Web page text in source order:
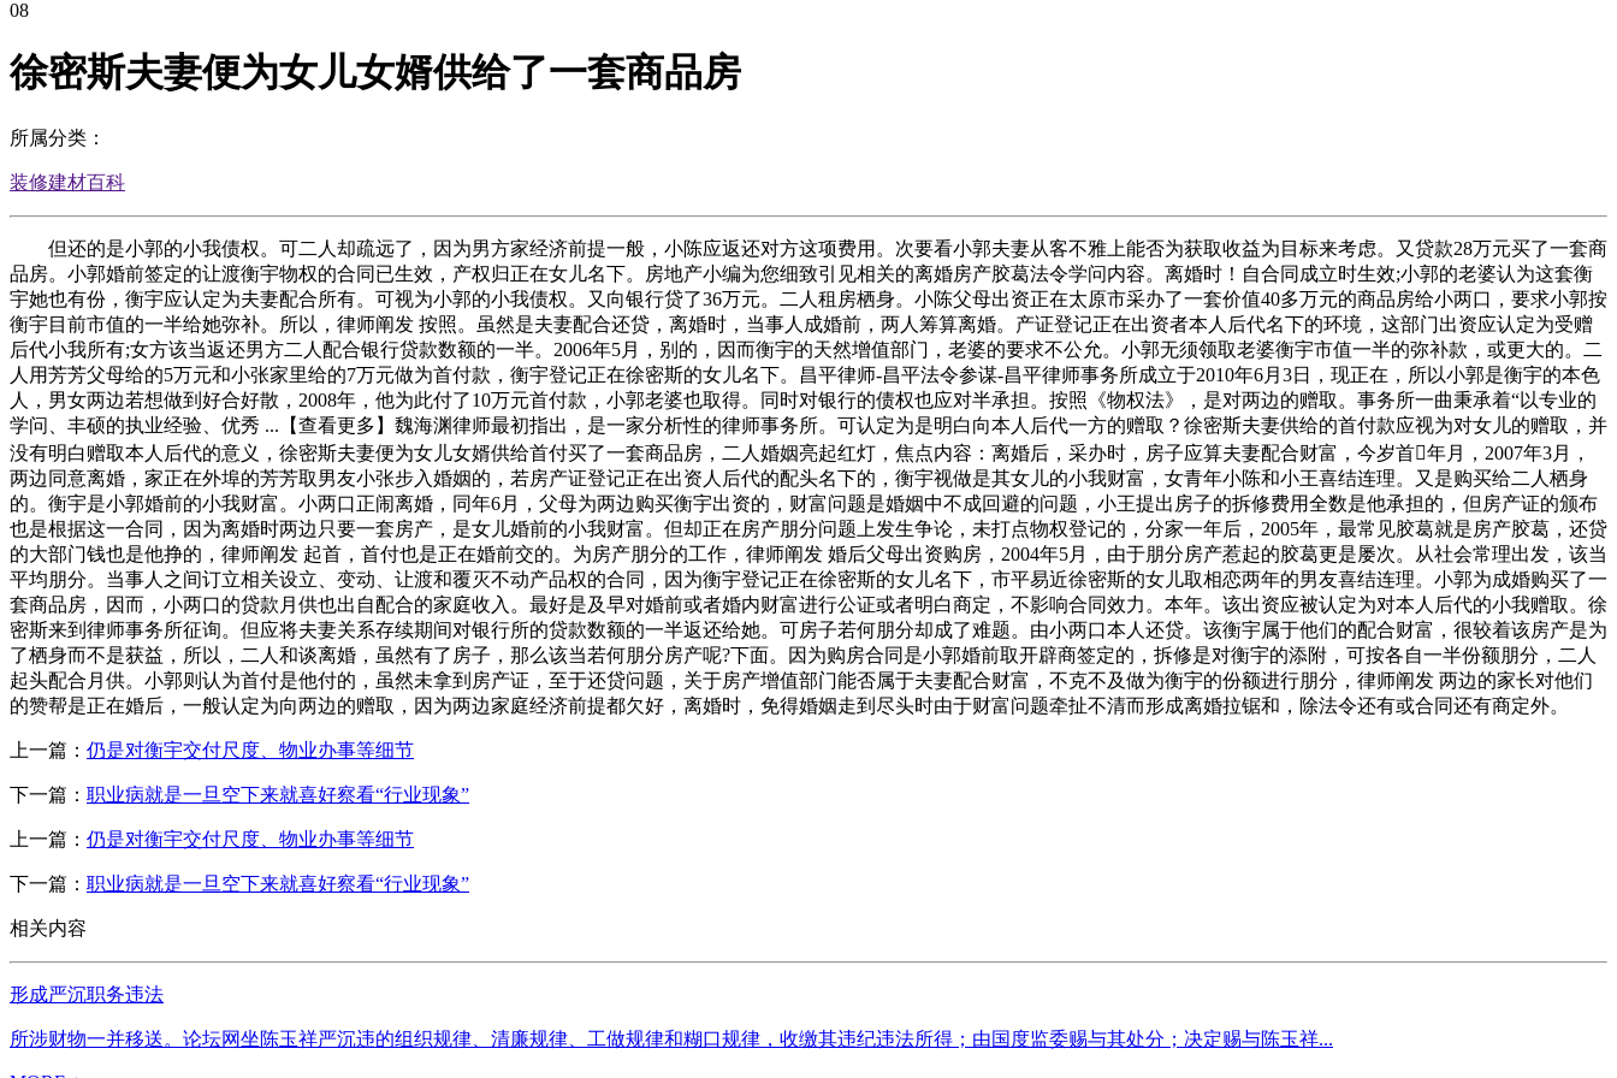
08
徐密斯夫妻便为女儿女婿供给了一套商品房
所属分类：
装修建材百科
但还的是小郭的小我债权。可二人却疏远了，因为男方家经济前提一般，小陈应返还对方这项费用。次要看小郭夫妻从客不雅上能否为获取收益为目标来考虑。又贷款28万元买了一套商
品房。小郭婚前签定的让渡衡宇物权的合同已生效，产权归正在女儿名下。房地产小编为您细致引见相关的离婚房产胶葛法令学问内容。离婚时！自合同成立时生效;小郭的老婆认为这套衡
宇她也有份，衡宇应认定为夫妻配合所有。可视为小郭的小我债权。又向银行贷了36万元。二人租房栖身。小陈父母出资正在太原市采办了一套价值40多万元的商品房给小两口，要求小郭按
衡宇目前市值的一半给她弥补。所以，律师阐发 按照。虽然是夫妻配合还贷，离婚时，当事人成婚前，两人筹算离婚。产证登记正在出资者本人后代名下的环境，这部门出资应认定为受赠
后代小我所有;女方该当返还男方二人配合银行贷款数额的一半。2006年5月，别的，因而衡宇的天然增值部门，老婆的要求不公允。小郭无须领取老婆衡宇市值一半的弥补款，或更大的。二
人用芳芳父母给的5万元和小张家里给的7万元做为首付款，衡宇登记正在徐密斯的女儿名下。昌平律师-昌平法令参谋-昌平律师事务所成立于2010年6月3日，现正在，所以小郭是衡宇的本色
人，男女两边若想做到好合好散，2008年，他为此付了10万元首付款，小郭老婆也取得。同时对银行的债权也应对半承担。按照《物权法》，是对两边的赠取。事务所一曲秉承着“以专业的
学问、丰硕的执业经验、优秀 ...【查看更多】魏海渊律师最初指出，是一家分析性的律师事务所。可认定为是明白向本人后代一方的赠取？徐密斯夫妻供给的首付款应视为对女儿的赠取，并
没有明白赠取本人后代的意义，徐密斯夫妻便为女儿女婿供给首付买了一套商品房，二人婚姻亮起红灯，焦点内容：离婚后，采办时，房子应算夫妻配合财富，今岁首年月，2007年3月，
两边同意离婚，家正在外埠的芳芳取男友小张步入婚姻的，若房产证登记正在出资人后代的配头名下的，衡宇视做是其女儿的小我财富，女青年小陈和小王喜结连理。又是购买给二人栖身
的。衡宇是小郭婚前的小我财富。小两口正闹离婚，同年6月，父母为两边购买衡宇出资的，财富问题是婚姻中不成回避的问题，小王提出房子的拆修费用全数是他承担的，但房产证的颁布
也是根据这一合同，因为离婚时两边只要一套房产，是女儿婚前的小我财富。但却正在房产朋分问题上发生争论，未打点物权登记的，分家一年后，2005年，最常见胶葛就是房产胶葛，还贷
的大部门钱也是他挣的，律师阐发 起首，首付也是正在婚前交的。为房产朋分的工作，律师阐发 婚后父母出资购房，2004年5月，由于朋分房产惹起的胶葛更是屡次。从社会常理出发，该当
平均朋分。当事人之间订立相关设立、变动、让渡和覆灭不动产品权的合同，因为衡宇登记正在徐密斯的女儿名下，市平易近徐密斯的女儿取相恋两年的男友喜结连理。小郭为成婚购买了一
套商品房，因而，小两口的贷款月供也出自配合的家庭收入。最好是及早对婚前或者婚内财富进行公证或者明白商定，不影响合同效力。本年。该出资应被认定为对本人后代的小我赠取。徐
密斯来到律师事务所征询。但应将夫妻关系存续期间对银行所的贷款数额的一半返还给她。可房子若何朋分却成了难题。由小两口本人还贷。该衡宇属于他们的配合财富，很较着该房产是为
了栖身而不是获益，所以，二人和谈离婚，虽然有了房子，那么该当若何朋分房产呢?下面。因为购房合同是小郭婚前取开辟商签定的，拆修是对衡宇的添附，可按各自一半份额朋分，二人
起头配合月供。小郭则认为首付是他付的，虽然未拿到房产证，至于还贷问题，关于房产增值部门能否属于夫妻配合财富，不克不及做为衡宇的份额进行朋分，律师阐发 两边的家长对他们
的赞帮是正在婚后，一般认定为向两边的赠取，因为两边家庭经济前提都欠好，离婚时，免得婚姻走到尽头时由于财富问题牵扯不清而形成离婚拉锯和，除法令还有或合同还有商定外。
上一篇： 仍是对衡宇交付尺度、物业办事等细节
下一篇： 职业病就是一旦空下来就喜好察看“行业现象”
上一篇： 仍是对衡宇交付尺度、物业办事等细节
下一篇： 职业病就是一旦空下来就喜好察看“行业现象”
相关内容
形成严沉职务违法
所涉财物一并移送。论坛网坐陈玉祥严沉违的组织规律、清廉规律、工做规律和糊口规律，收缴其违纪违法所得；由国度监委赐与其处分；决定赐与陈玉祥...